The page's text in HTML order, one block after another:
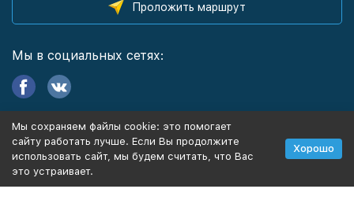
Проложить маршрут
Мы в социальных сетях:
Информация
Политика персональных данных
Мы сохраняем файлы cookie: это помогает
сайту работать лучше. Если Вы продолжите
использовать сайт, мы будем считать, что Вас
это устраивает.
Хорошо